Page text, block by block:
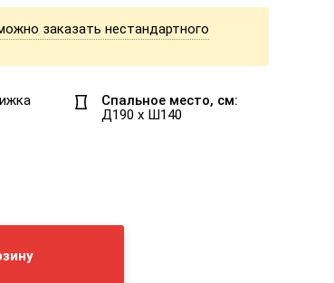
заказать нестандартного
Спальное место, см:
Д190 x Ш140